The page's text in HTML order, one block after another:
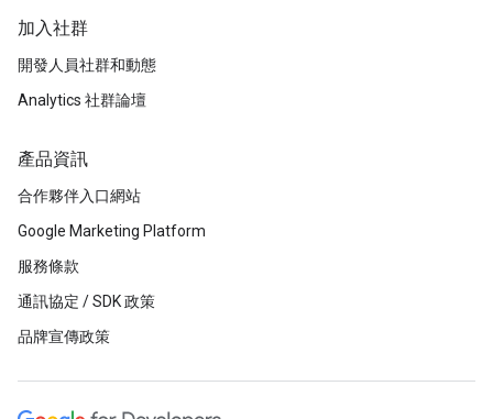
加入社群
開發人員社群和動態
Analytics 社群論壇
產品資訊
合作夥伴入口網站
Google Marketing Platform
服務條款
通訊協定 / SDK 政策
品牌宣傳政策